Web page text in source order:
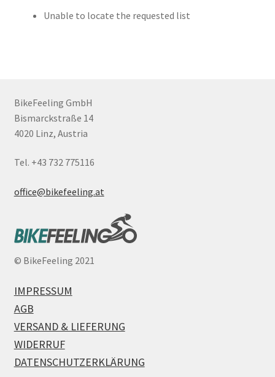
Unable to locate the requested list
BikeFeeling GmbH
Bismarckstraße 14
4020 Linz, Austria
Tel. +43 732 775116
office@bikefeeling.at
© BikeFeeling 2021
IMPRESSUM
AGB
VERSAND & LIEFERUNG
WIDERRUF
DATENSCHUTZERKLÄRUNG